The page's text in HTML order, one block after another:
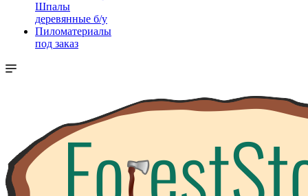
Шпалы
деревянные б/у
Пиломатериалы
под заказ